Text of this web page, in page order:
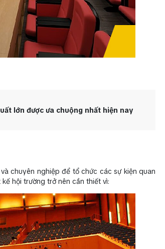
lớn được ưa chuộng nhất hiện nay
chuyên nghiệp để tổ chức các sự kiện quan
hội trường trở nên cần thiết vì: